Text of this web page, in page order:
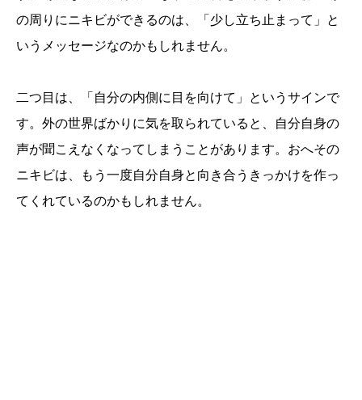
の周りにニキビができるのは、「少し立ち止まって」と
いうメッセージなのかもしれません。
二つ目は、「自分の内側に目を向けて」というサインで
す。外の世界ばかりに気を取られていると、自分自身の
声が聞こえなくなってしまうことがあります。おへその
ニキビは、もう一度自分自身と向き合うきっかけを作っ
てくれているのかもしれません。